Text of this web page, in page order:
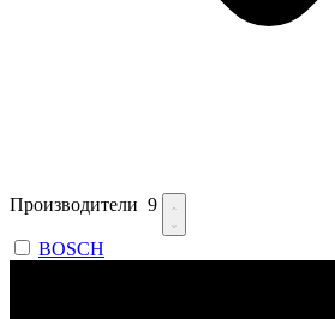
Производители 9
BOSCH